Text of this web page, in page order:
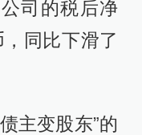
司的税后净
同比下滑了
主变股东”的